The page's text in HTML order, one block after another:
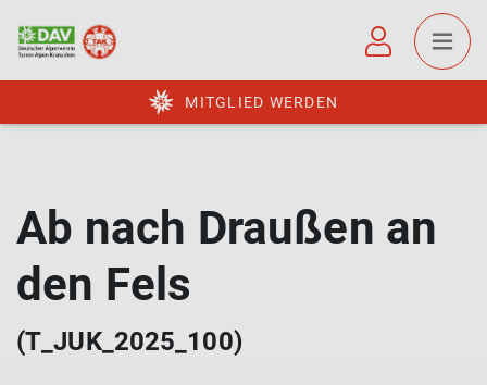
MITGLIED WERDEN
Ab nach Draußen an
den Fels
(T_JUK_2025_100)